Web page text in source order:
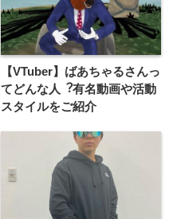
【VTuber】ばあちゃるさんっ
てどんな⼈︖有名動画や活動
スタイルをご紹介